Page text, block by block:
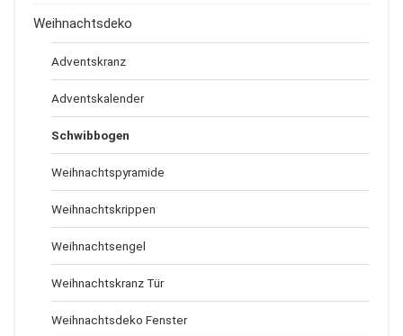
Weihnachtsdeko
Adventskranz
Adventskalender
Schwibbogen
Weihnachtspyramide
Weihnachtskrippen
Weihnachtsengel
Weihnachtskranz Tür
Weihnachtsdeko Fenster